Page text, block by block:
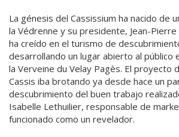
La génesis del Cassissium ha nacido de
la Védrenne y su presidente, Jean-Pierre
ha creído en el turismo de
desarrollando un lugar abierto al público
la Verveine du Velay Pagès. El proyecto
Cassis iba brotando ya desde hace un
descubrimiento del buen trabajo
Isabelle Lethuilier, responsable de
funcionado como un revelador.